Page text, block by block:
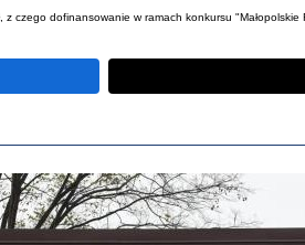
z czego dofinansowanie w ramach konkursu